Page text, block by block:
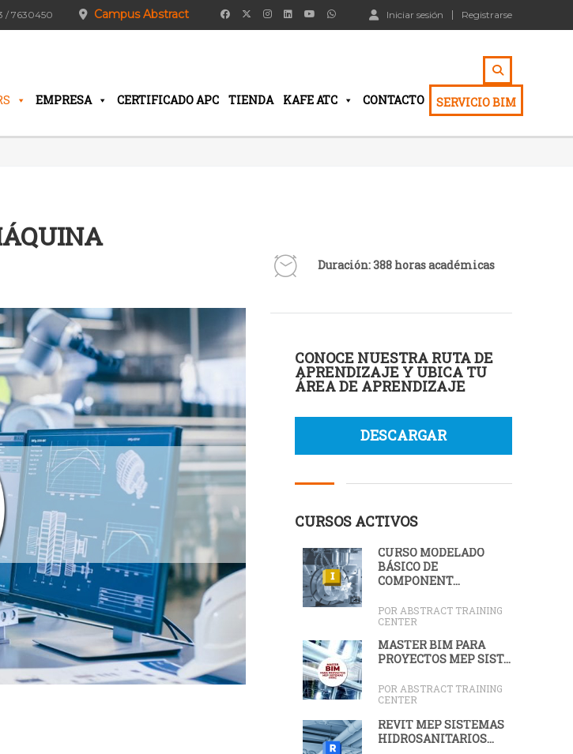
Iniciar sesión Registrarse
Campus Abstract
/ 7630450
EMPRESA CERTIFICADO APC TIENDA KAFE ATC CONTACTO SERVICIO BIM
Duración: 388 horas académicas
CONOCE NUESTRA RUTA DE
APRENDIZAJE Y UBICA TU
ÁREA DE APRENDIZAJE
DESCARGAR
CURSOS ACTIVOS
CURSO MODELADO
BÁSICO DE
COMPONENT...
POR ABSTRACT TRAINING
CENTER
MÁSTER BIM PARA
PROYECTOS MEP SIST...
POR ABSTRACT TRAINING
CENTER
REVIT MEP SISTEMAS
HIDROSANITARIOS...